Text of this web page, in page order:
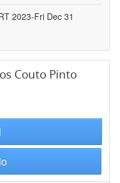
2023-Fri Dec 31
Couto Pinto